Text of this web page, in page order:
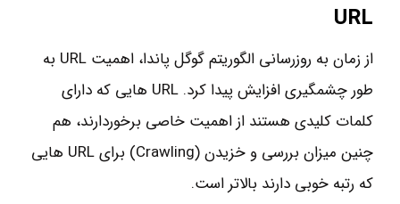
URL
از زمان به روزرسانی الگوریتم گوگل پاندا، اهمیت URL به
طور چشمگیری افزایش پیدا کرد. URL هایی که دارای
کلمات کلیدی هستند از اهمیت خاصی برخوردارند، هم
چنین میزان بررسی و خزیدن (Crawling) برای URL هایی
که رتبه خوبی دارند بالاتر است.